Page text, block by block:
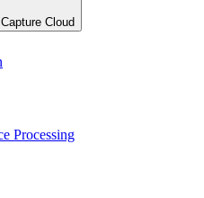
Cloud
Processing